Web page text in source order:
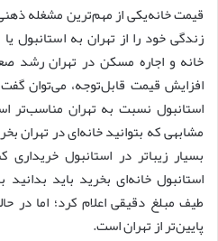
قیمت خانه‌یکی از مهم‌ترین مشغله
زندگی خود را از تهران به استانبول
خانه و اجاره مسکن در تهران رشد
افزایش قیمت قابل‌توجه، می‌توان
استانبول نسبت به تهران مناسب‌تر
مشابهی که بتوانید خانه‌ای در تهران
بسیار زیباتر در استانبول
استانبول خانه‌ای بخرید باید
طیف مبلغ دقیقی اعلام کرد؛ اما در
پایین‌تر از تهران است‌.